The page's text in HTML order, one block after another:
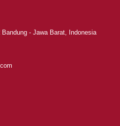
- Jawa Barat, Indonesia